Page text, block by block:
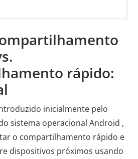
rápido:
inicialmente pelo
sistema operacional Android ,
o compartilhamento rápido e
dispositivos próximos usando